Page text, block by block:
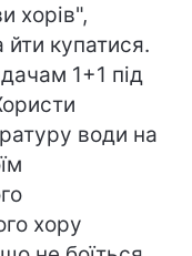
хорів",
купатися.
1+1 під
води на
хору